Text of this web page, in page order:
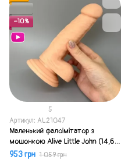
−10%
5
Артикул: AL21047
Маленький фалоімітатор з
мошонкою Alive Little John (14,6
см)
953 грн 1 059 грн